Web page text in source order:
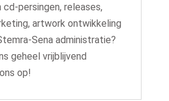
cd-persingen, releases,
artwork ontwikkeling
Sena administratie?
geheel vrijblijvend
op!